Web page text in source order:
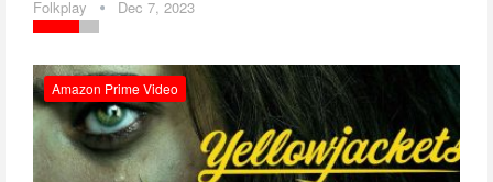
Folkplay Dec 7, 2023
Amazon Prime Video